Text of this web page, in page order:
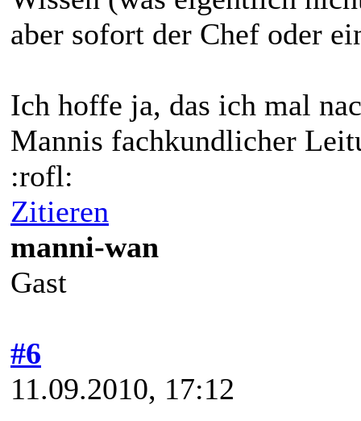
aber sofort der Chef oder
Ich hoffe ja, das ich mal
Mannis fachkundlicher
:rofl:
Zitieren
manni-wan
Gast
#6
11.09.2010, 17:12